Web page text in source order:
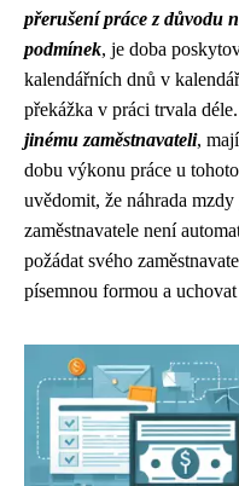
přerušení práce z důvodu
podmínek, je doba
kalendářních dnů v
překážka v práci trvala
jinému zaměstnavateli,
dobu výkonu práce u
uvědomit, že náhrada
zaměstnavatele není
požádat svého
písemnou formou a